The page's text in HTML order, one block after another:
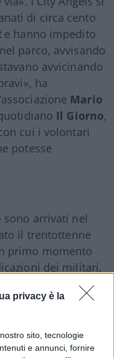
privacy è la
sito, tecnologie
e annunci, fornire
di circa cento
e hanno impedito
parco, avvisando
avvicinando
ha
Mario
Il Giorno,
cui i volontari
potesse
sono arrivati nel
il trentottenne
primo momento
dei militari,
alzato
I carabinieri
che potesse aprire